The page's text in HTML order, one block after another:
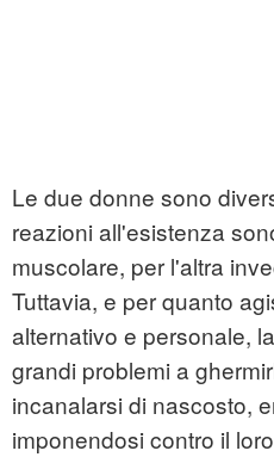
Le due donne sono
reazioni all'esistenza
muscolare, per l'altra
Tuttavia, e per quanto
alternativo e personale,
grandi problemi a
incanalarsi di nascosto,
imponendosi contro il